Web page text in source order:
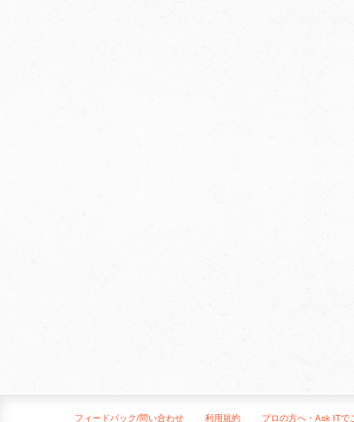
フィードバック/問い合わせ 利用規約 プロの方へ・Ask ITで